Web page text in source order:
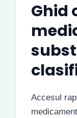
Ghid
Accesul